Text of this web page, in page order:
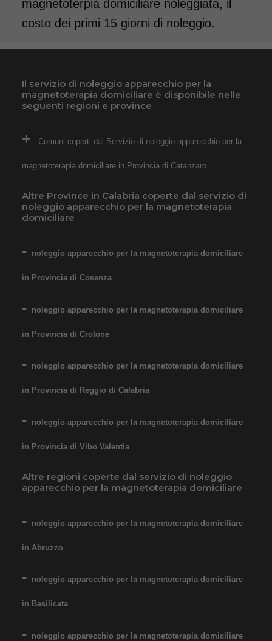
magnetoterpia domiciliare noleggiata, il
costo dei primi 15 giorni di noleggio.
Il servizio di noleggio apparecchio per la
magnetoterapia domiciliare è disponibile nelle
seguenti regioni e province
Comuni coperti dal Servizio di noleggio apparecchio per la
magnetoterapia domiciliare in Provincia di Catanzaro
Altre Province in Calabria coperte dal servizio di
noleggio apparecchio per la magnetoterapia
domiciliare
noleggio apparecchio per la magnetoterapia domiciliare
in Provincia di Cosenza
noleggio apparecchio per la magnetoterapia domiciliare
in Provincia di Crotone
noleggio apparecchio per la magnetoterapia domiciliare
in Provincia di Reggio di Calabria
noleggio apparecchio per la magnetoterapia domiciliare
in Provincia di Vibo Valentia
Altre regioni coperte dal servizio di noleggio
apparecchio per la magnetoterapia domiciliare
noleggio apparecchio per la magnetoterapia domiciliare
in Abruzzo
noleggio apparecchio per la magnetoterapia domiciliare
in Basilicata
noleggio apparecchio per la magnetoterapia domiciliare